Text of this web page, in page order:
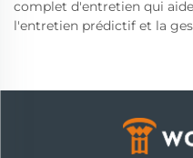
complet d'entretien qui
l'entretien prédictif et la